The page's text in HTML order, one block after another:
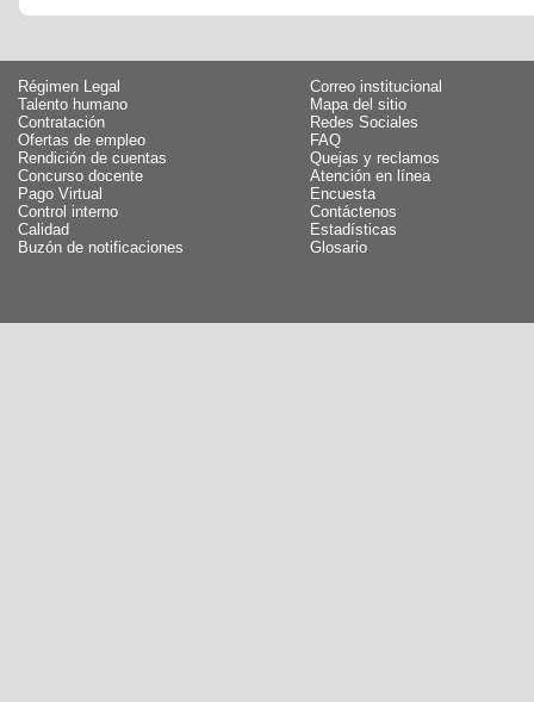
Régimen Legal
Talento humano
Contratación
Ofertas de empleo
Rendición de cuentas
Concurso docente
Pago Virtual
Control interno
Calidad
Buzón de notificaciones
Correo institucional
Mapa del sitio
Redes Sociales
FAQ
Quejas y reclamos
Atención en línea
Encuesta
Contáctenos
Estadísticas
Glosario